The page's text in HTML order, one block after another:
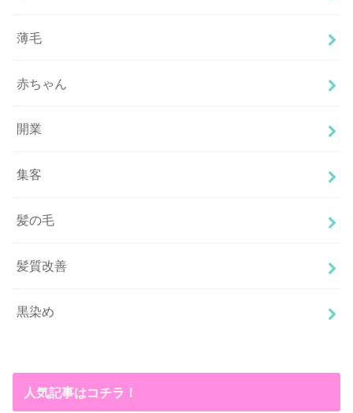
薄毛
赤ちゃん
開業
集客
髪の毛
髪質改善
黒染め
人気記事はコチラ！